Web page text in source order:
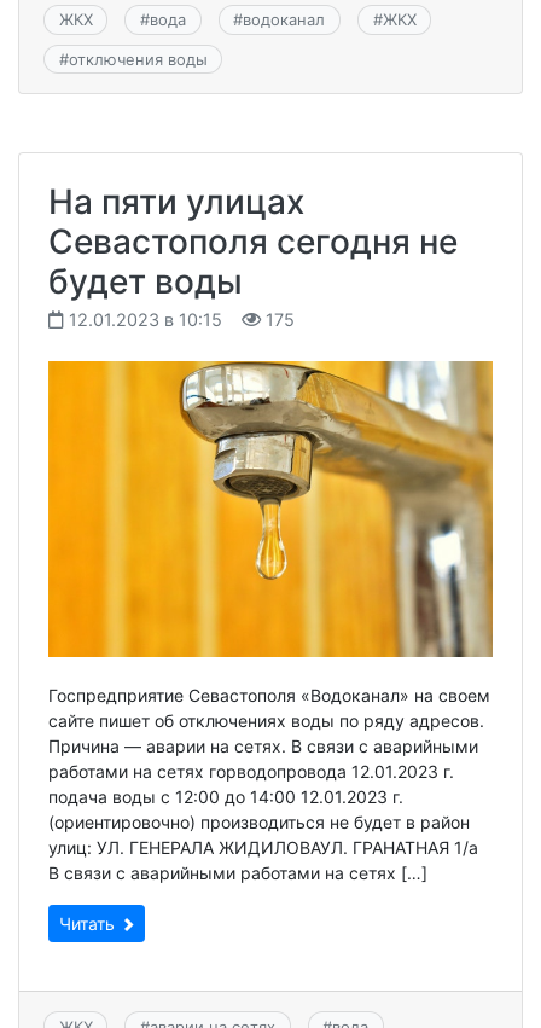
ЖКХ #вода #водоканал #ЖКХ
#отключения воды
На пяти улицах
Севастополя сегодня не
будет воды
12.01.2023 в 10:15 175
Госпредприятие Севастополя «Водоканал» на своем
сайте пишет об отключениях воды по ряду адресов.
Причина — аварии на сетях. В связи с аварийными
работами на сетях горводопровода 12.01.2023 г.
подача воды c 12:00 до 14:00 12.01.2023 г.
(ориентировочно) производиться не будет в район
улиц: УЛ. ГЕНЕРАЛА ЖИДИЛОВАУЛ. ГРАНАТНАЯ 1/а
В связи с аварийными работами на сетях […]
Читать